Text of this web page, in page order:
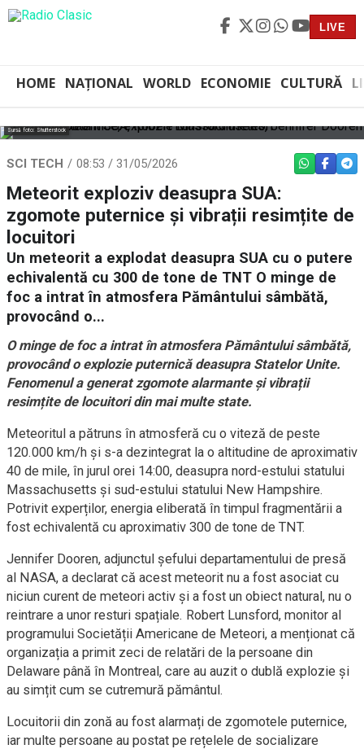
LIVE
HOME NAȚIONAL WORLD ECONOMIE CULTURĂ
Sursă foto: Shutterstock
SCI TECH 08:53 / 31/05/2026 WHATSAPP
Meteorit exploziv deasupra SUA:
zgomote puternice și vibrații resimțite de
locuitori
Un meteorit a explodat deasupra SUA cu o putere
echivalentă cu 300 de tone de TNT O minge de
foc a intrat în atmosfera Pământului sâmbătă,
provocând o...
O minge de foc a intrat în atmosfera Pământului sâmbătă,
provocând o explozie puternică deasupra Statelor Unite.
Fenomenul a generat zgomote alarmante și vibrații
resimțite de locuitori din mai multe state.
Meteoritul a pătruns în atmosferă cu o viteză de peste
120.000 km/h și s-a dezintegrat la o altitudine de aproximativ
40 de mile, în jurul orei 14:00, deasupra nord-estului statului
Massachusetts și sud-estului statului New Hampshire.
Potrivit experților, energia eliberată în timpul fragmentării a
fost echivalentă cu aproximativ 300 de tone de TNT.
Jennifer Dooren, adjunctul șefului departamentului de presă
al NASA, a declarat că acest meteorit nu a fost asociat cu
niciun curent de meteori activ și a fost un obiect natural, nu o
reintrare a unor resturi spațiale. Robert Lunsford, monitor al
programului Societății Americane de Meteori, a menționat că
organizația a primit zeci de relatări de la persoane din
Delaware până în Montreal, care au auzit o dublă explozie și
au simțit cum se cutremură pământul.
Locuitorii din zonă au fost alarmați de zgomotele puternice,
iar multe persoane au postat pe rețelele de socializare